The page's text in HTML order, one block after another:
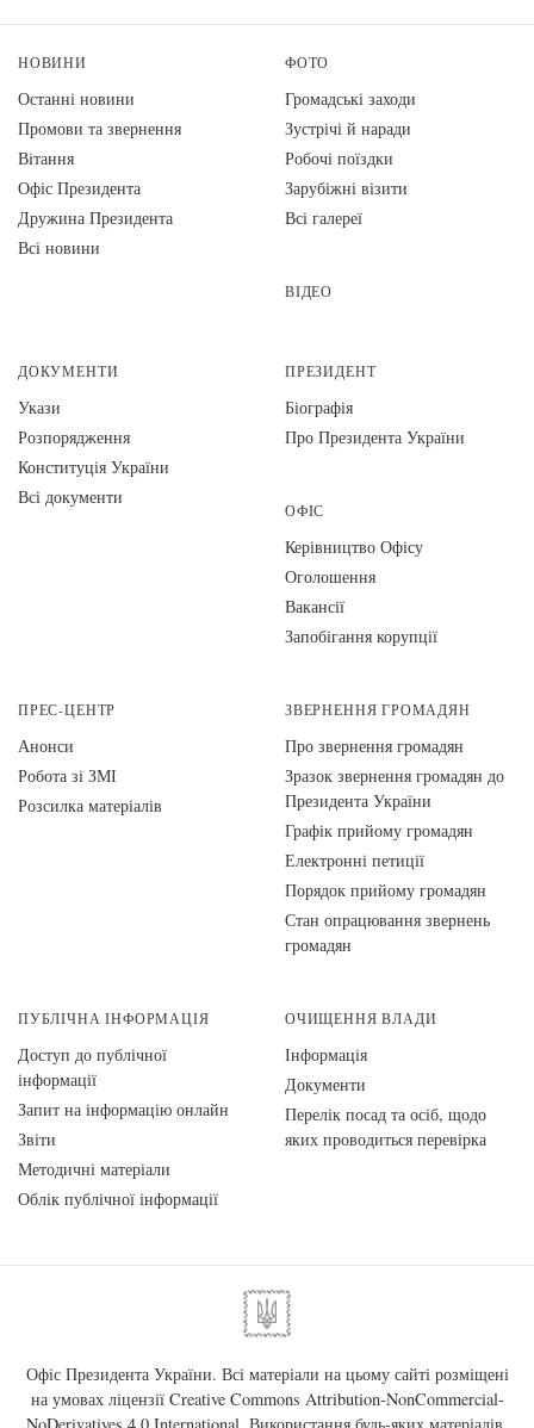
НОВИНИ
Останні новини
Промови та звернення
Вiтання
Офіс Президента
Дружина Президента
Всі новини
ФОТО
Громадські заходи
Зустрічі й наради
Робочі поїздки
Зарубіжні візити
Всі галереї
ВІДЕО
ДОКУМЕНТИ
Укази
Розпорядження
Конституція України
Всі документи
ПРЕЗИДЕНТ
Біографія
Про Президента України
ОФІС
Керівництво Офісу
Оголошення
Вакансії
Запобігання корупції
ПРЕС-ЦЕНТР
Анонси
Робота зі ЗМІ
Розсилка матеріалів
ЗВЕРНЕННЯ ГРОМАДЯН
Про звернення громадян
Зразок звернення громадян до
Президента України
Графік прийому громадян
Електронні петиції
Порядок прийому громадян
Стан опрацювання звернень
громадян
ПУБЛІЧНА ІНФОРМАЦІЯ
Доступ до публічної
інформації
Запит на інформацію онлайн
Звіти
Методичні матеріали
Облік публічної інформації
ОЧИЩЕННЯ ВЛАДИ
Інформація
Документи
Перелік посад та осіб, щодо
яких проводиться перевірка
Офіс Президента України. Всі матеріали на цьому сайті розміщені
на умовах ліцензії Creative Commons Attribution-NonCommercial-